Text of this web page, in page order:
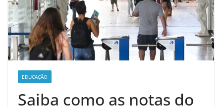
EDUCAÇÃO
Saiba como as notas do